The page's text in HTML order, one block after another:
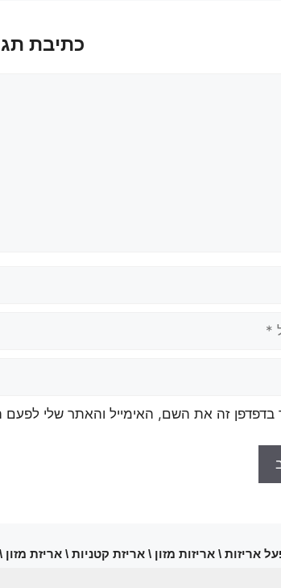
כתיבת
בדפדפן זה את השם, האימייל והאתר שלי
אריזות \ אריזות מזון \ אריזת קטניות \ אריזת